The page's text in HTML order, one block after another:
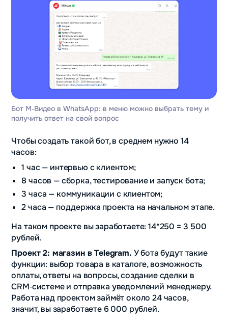
Бот М‑Видео в WhatsApp: в меню можно выбрать тему и
получить ответ на свой вопрос
Чтобы создать такой бот, в среднем нужно 14
часов:
1 час — интервью с клиентом;
8 часов — сборка, тестирование и запуск бота;
3 часа — коммуникации с клиентом;
2 часа — поддержка проекта на начальном этапе.
На таком проекте вы заработаете: 14*250 = 3 500
рублей.
Проект 2: магазин в Telegram. У бота будут такие
функции: выбор товара в каталоге, возможность
оплаты, ответы на вопросы, создание сделки в
CRM‑системе и отправка уведомлений менеджеру.
Работа над проектом займёт около 24 часов,
значит, вы заработаете 6 000 рублей.